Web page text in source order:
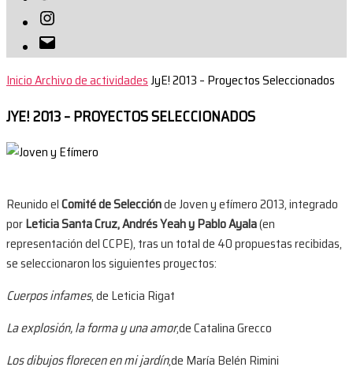
Instagram
Correo
electrónico
InicioArchivo de actividadesJyE! 2013 – Proyectos Seleccionados
JYE! 2013 – PROYECTOS SELECCIONADOS
Reunido elComité de Selecciónde Joven y efímero 2013, integrado
porLeticia Santa Cruz, Andrés Yeah y Pablo Ayala(en
representación del CCPE), tras un total de 40 propuestas recibidas,
se seleccionaron los siguientes proyectos:
Cuerpos infames, de Leticia Rigat
La explosión, la forma y una amor,de Catalina Grecco
Los dibujos florecen en mi jardín,de María Belén Rimini